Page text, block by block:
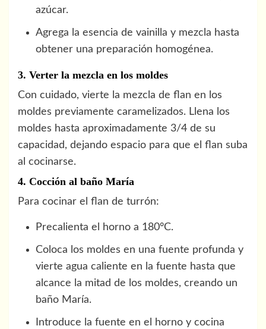
azúcar.
Agrega la esencia de vainilla y mezcla hasta
obtener una preparación homogénea.
3. Verter la mezcla en los moldes
Con cuidado, vierte la mezcla de flan en los
moldes previamente caramelizados. Llena los
moldes hasta aproximadamente 3/4 de su
capacidad, dejando espacio para que el flan suba
al cocinarse.
4. Cocción al baño María
Para cocinar el flan de turrón:
Precalienta el horno a 180°C.
Coloca los moldes en una fuente profunda y
vierte agua caliente en la fuente hasta que
alcance la mitad de los moldes, creando un
baño María.
Introduce la fuente en el horno y cocina